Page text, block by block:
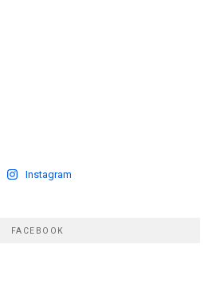
Instagram
FACEBOOK